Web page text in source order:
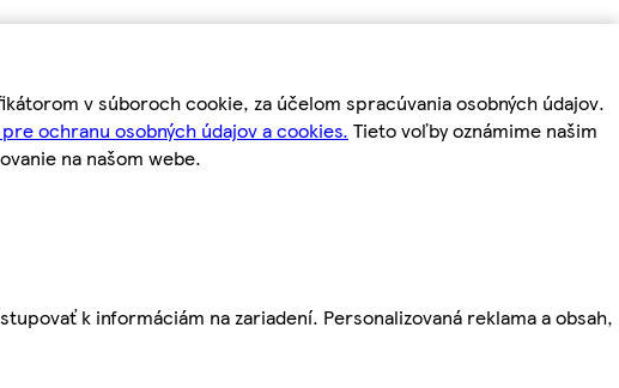
v súboroch cookie, za účelom spracúvania osobných údajov.
ochranu osobných údajov a cookies. Tieto voľby oznámime našim
na našom webe.
k informáciám na zariadení. Personalizovaná reklama a obsah,